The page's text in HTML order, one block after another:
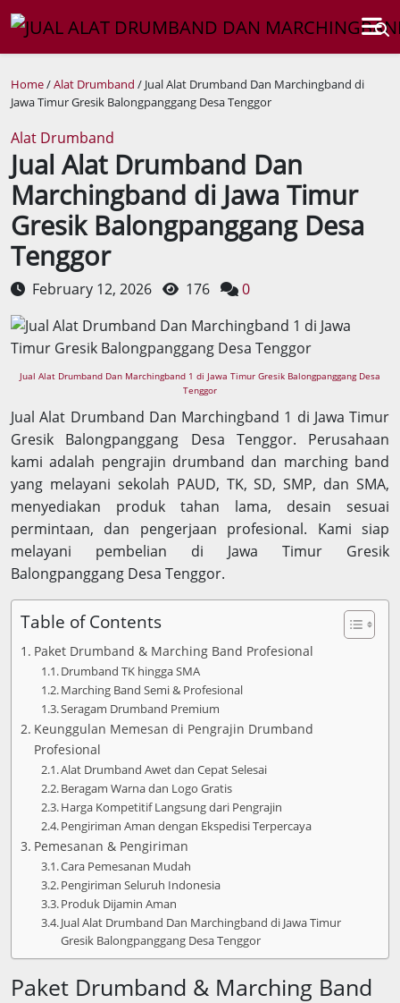
Home/Alat Drumband / Jual Alat Drumband Dan Marchingband di
Jawa Timur Gresik Balongpanggang Desa Tenggor
Alat Drumband
Jual Alat Drumband Dan
Marchingband di Jawa Timur
Gresik Balongpanggang Desa
Tenggor
February 12, 2026 176 0
Jual Alat Drumband Dan Marchingband 1 di Jawa Timur Gresik Balongpanggang Desa
Tenggor
Jual Alat Drumband Dan Marchingband 1 di Jawa Timur
Gresik Balongpanggang Desa Tenggor. Perusahaan
kami adalah pengrajin drumband dan marching band
yang melayani sekolah PAUD, TK, SD, SMP, dan SMA,
menyediakan produk tahan lama, desain sesuai
permintaan, dan pengerjaan profesional. Kami siap
melayani pembelian di Jawa Timur Gresik
Balongpanggang Desa Tenggor.
Table of Contents
Paket Drumband & Marching Band Profesional
Drumband TK hingga SMA
Marching Band Semi & Profesional
Seragam Drumband Premium
Keunggulan Memesan di Pengrajin Drumband
Profesional
Alat Drumband Awet dan Cepat Selesai
Beragam Warna dan Logo Gratis
Harga Kompetitif Langsung dari Pengrajin
Pengiriman Aman dengan Ekspedisi Terpercaya
Pemesanan & Pengiriman
Cara Pemesanan Mudah
Pengiriman Seluruh Indonesia
Produk Dijamin Aman
Jual Alat Drumband Dan Marchingband di Jawa Timur
Gresik Balongpanggang Desa Tenggor
Paket Drumband & Marching Band